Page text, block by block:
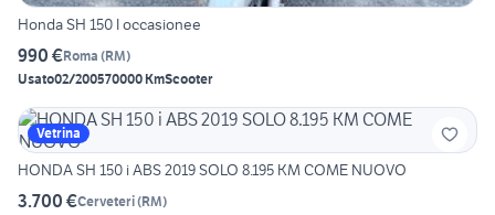
Honda SH 150 I occasionee
990 €Roma (RM)
Usato02/200570000 KmScooter
Vetrina
HONDA SH 150 i ABS 2019 SOLO 8.195 KM COME NUOVO
3.700 €Cerveteri(RM)